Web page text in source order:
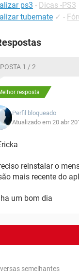
ps3 - Dicas -PS3
tubemate ✓ -
1 / 2
resposta
Perfil bloqueado
Atualizado em 20 abr
reinstalar o
mais recente do
um bom dia
semelhantes